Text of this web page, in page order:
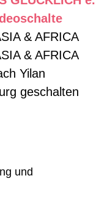
& AFRICA
& AFRICA
Yilan
geschalten
und